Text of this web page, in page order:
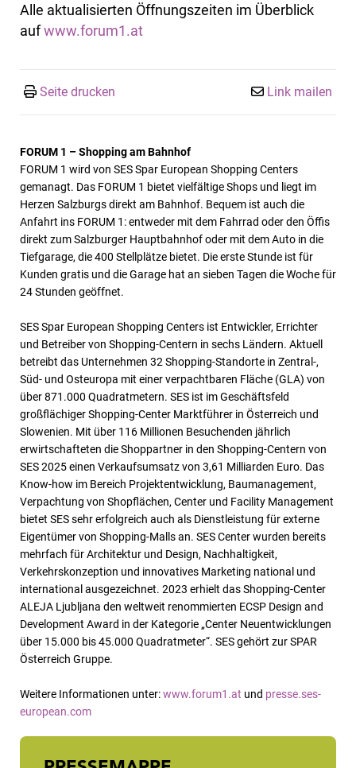
Alle aktualisierten Öffnungszeiten im Überblick
aufwww.forum1.at
Seite drucken Link mailen
FORUM 1 – Shopping am Bahnhof
FORUM 1 wird von SES Spar European Shopping Centers
gemanagt. Das FORUM 1 bietet vielfältige Shops und liegt im
Herzen Salzburgs direkt am Bahnhof. Bequem ist auch die
Anfahrt ins FORUM 1: entweder mit dem Fahrrad oder den Öffis
direkt zum Salzburger Hauptbahnhof oder mit dem Auto in die
Tiefgarage, die 400 Stellplätze bietet. Die erste Stunde ist für
Kunden gratis und die Garage hat an sieben Tagen die Woche für
24 Stunden geöffnet.
SES Spar European Shopping Centers ist Entwickler, Errichter
und Betreiber von Shopping-Centern in sechs Ländern. Aktuell
betreibt das Unternehmen 32 Shopping-Standorte in Zentral-,
Süd- und Osteuropa mit einer verpachtbaren Fläche (GLA) von
über 871.000 Quadratmetern. SES ist im Geschäftsfeld
großflächiger Shopping-Center Marktführer in Österreich und
Slowenien. Mit über 116 Millionen Besuchenden jährlich
erwirtschafteten die Shoppartner in den Shopping-Centern von
SES 2025 einen Verkaufsumsatz von 3,61 Milliarden Euro. Das
Know-how im Bereich Projektentwicklung, Baumanagement,
Verpachtung von Shopflächen, Center und Facility Management
bietet SES sehr erfolgreich auch als Dienstleistung für externe
Eigentümer von Shopping-Malls an. SES Center wurden bereits
mehrfach für Architektur und Design, Nachhaltigkeit,
Verkehrskonzeption und innovatives Marketing national und
international ausgezeichnet. 2023 erhielt das Shopping-Center
ALEJA Ljubljana den weltweit renommierten ECSP Design and
Development Award in der Kategorie „Center Neuentwicklungen
über 15.000 bis 45.000 Quadratmeter“. SES gehört zur SPAR
Österreich Gruppe.
Weitere Informationen unter:www.forum1.at und presse.ses-
european.com